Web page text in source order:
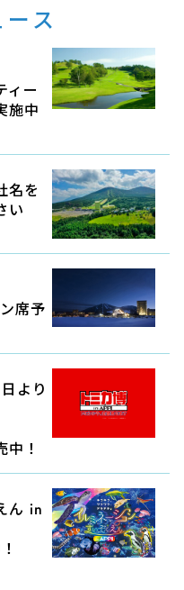
ス
ィー
施中
名を
い
席予
より
！
ん in